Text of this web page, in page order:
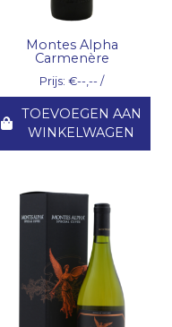
Montes Alpha
Carmenère
Prijs: €--,-- /
TOEVOEGEN AAN
WINKELWAGEN